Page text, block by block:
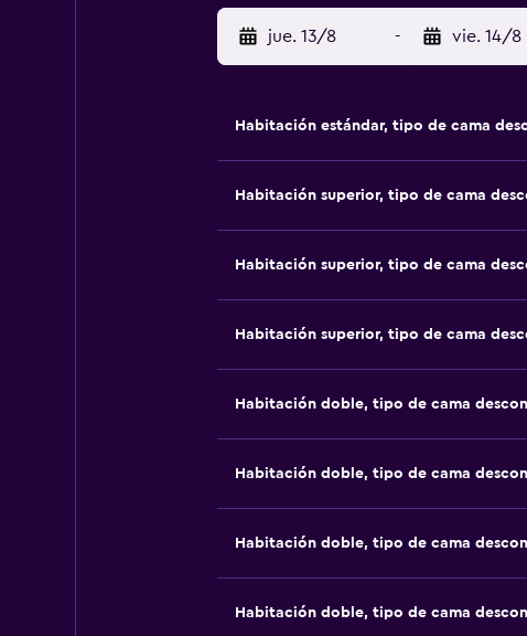
jue. 13/8 - vie. 14/8
Habitación estándar, tipo de cama
Habitación superior, tipo de cama
Habitación superior, tipo de cama
Habitación superior, tipo de cama
Habitación doble, tipo de cama
Habitación doble, tipo de cama
Habitación doble, tipo de cama
Habitación doble, tipo de cama